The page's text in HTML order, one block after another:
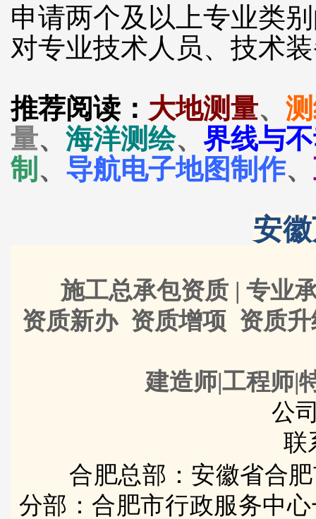
申请两个及以上专业类
对专业技术人员、技术
推荐阅读： 大地测量、
量、 海洋测绘、 界线与
制 、 导航电子地图制作、
安
施工总承包资质 | 专业
资质新办 资质增项 资质
建造师|工程师|
公
联
合肥总部：安徽省合
分部：合肥市行政服务中